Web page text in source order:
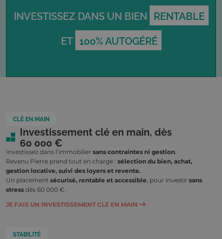
INVESTISSEZ DANS UN BIEN RENTABLE
ET 100% AUTOGÉRÉ
CLÉ EN MAIN
Investissement clé en main, dès
60 000 €
Investissez dans l’immobilier sans contraintes ni gestion.
Revenu Pierre prend tout en charge : sélection du bien, achat,
gestion locative, suivi des loyers et revente.
Un placementsécurisé, rentable et accessible, pour investir sans
stressdès 60 000 €.
JE FAIS UN INVESTISSEMENT CLÉ EN MAIN
STABILITÉ